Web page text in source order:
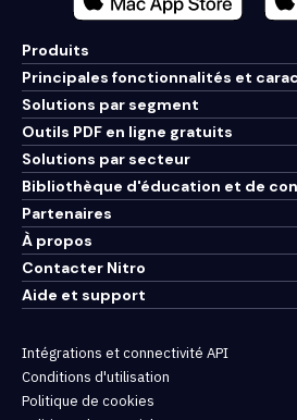
Produits
Principales fonctionnalités et
Solutions par segment
Outils PDF en ligne gratuits
Solutions par secteur
Bibliothèque d'éducation et de
Partenaires
À propos
Contacter Nitro
Aide et support
Intégrations et connectivité API
Conditions d'utilisation
Politique de cookies